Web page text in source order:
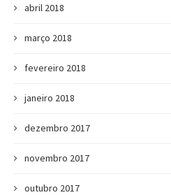
abril 2018
março 2018
fevereiro 2018
janeiro 2018
dezembro 2017
novembro 2017
outubro 2017